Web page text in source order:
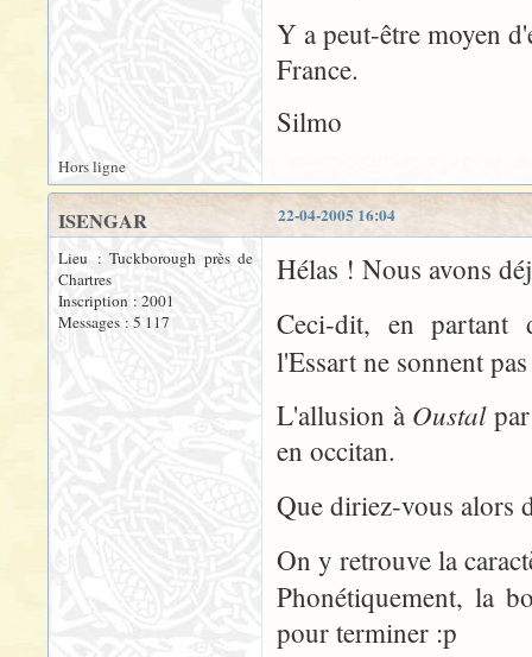
Y a peut-être moyen
France.
Silmo
Hors ligne
22-04-2005 16:04
ISENGAR
Lieu : Tuckborough près de
Chartres
Inscription : 2001
Messages : 5 117
Hélas ! Nous avons
Ceci-dit, en partant
l'Essart ne sonnent
L'allusion à Oustalpar
en occitan.
Que diriez-vous alors
On y retrouve la
Phonétiquement, la
pour terminer :p